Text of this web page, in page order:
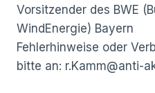
Vorsitzender des BWE
WindEnergie) Bayern
Fehlerhinweise oder
bitte an: r.Kamm@anti-